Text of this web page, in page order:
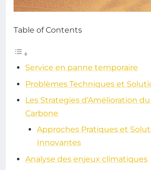
Table of Contents
Service en panne temporaire
Problèmes Techniques et
Les Strategies d’Amélioration
Carbone
Approches Pratiques et
Innovantes
Analyse des enjeux climatiques